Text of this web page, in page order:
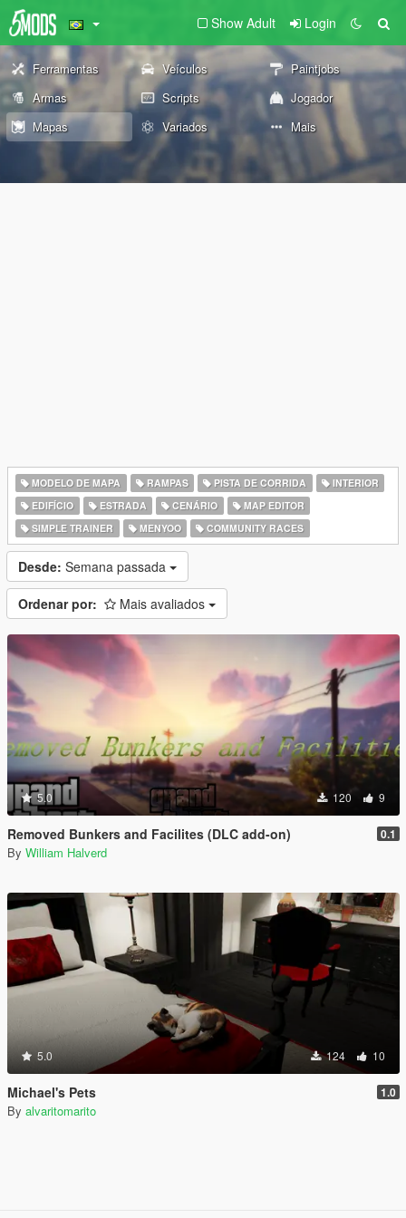
Show Adult Login
Ferramentas Veículos
Paintjobs
Armas
Scripts
Jogador
Mapas
Variados Mais
MODELO DE MAPA RAMPAS PISTA DE CORRIDA
INTERIOR
EDIFÍCIO
ESTRADA CENÁRIO
MAP EDITOR
SIMPLE TRAINER
MENYOO COMMUNITY RACES
Desde: Semana passada
Ordenar por: Mais avaliados
5.0 120 9
Removed Bunkers and Facilites (DLC add-on) 0.1
By William Halverd
5.0 124 10
Michael's Pets 1.0
By alvaritomarito